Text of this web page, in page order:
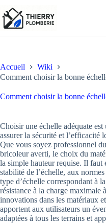
au
contenu
Accueil
Wiki
Comment choisir la bonne
Comment choisir la bonne
Choisir une échelle adéquate est
assurer la sécurité et l’efficacité
Que vous soyez professionnel
bricoleur averti, le choix du
la simple hauteur requise. Il faut
stabilité de l’échelle, aux
type d’échelle correspondant à
résistance à la charge maximale
innovations dans les matériaux
apportent aux utilisateurs un
adaptées à tous les terrains et